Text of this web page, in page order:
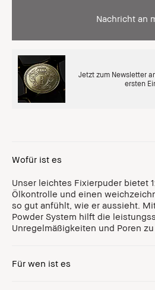
Nachricht an
Jetzt zum Newsletter
ersten
Wofür ist es
Unser leichtes Fixierpuder bietet
Ölkontrolle und einen
so gut anfühlt, wie er aussieht.
Powder System hilft die
Unregelmäßigkeiten und Poren zu
Für wen ist es